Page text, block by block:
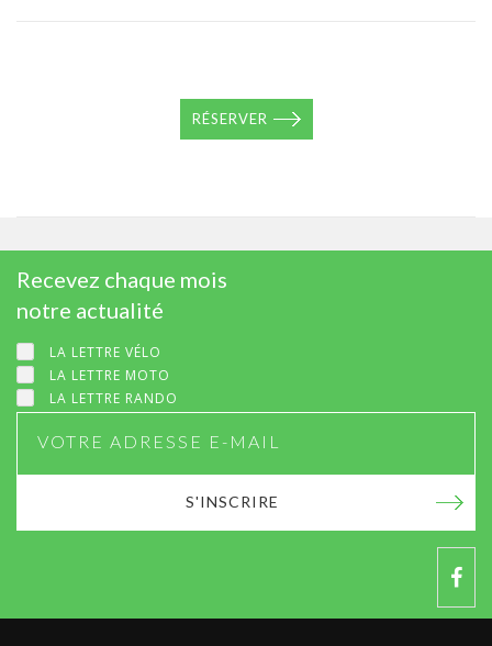
RÉSERVER
Recevez chaque mois
notre actualité
LA LETTRE VÉLO
LA LETTRE MOTO
LA LETTRE RANDO
S'INSCRIRE